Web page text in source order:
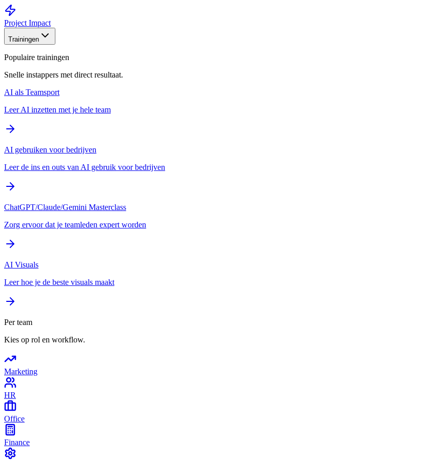
Project Impact
Trainingen
Populaire trainingen
Snelle instappers met direct resultaat.
AI als Teamsport
Leer AI inzetten met je hele team
AI gebruiken voor bedrijven
Leer de ins en outs van AI gebruik voor bedrijven
ChatGPT/Claude/Gemini Masterclass
Zorg ervoor dat je teamleden expert worden
AI Visuals
Leer hoe je de beste visuals maakt
Per team
Kies op rol en workflow.
Marketing
HR
Office
Finance